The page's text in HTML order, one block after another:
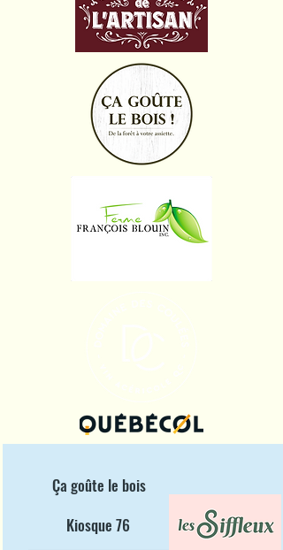
Ça goûte le bois
Kiosque 76